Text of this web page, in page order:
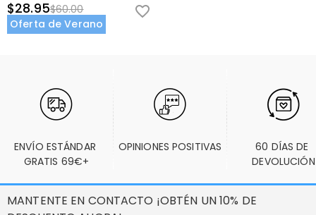
$28.95$60.00
Oferta de Verano
ENVÍO ESTÁNDAR
GRATIS 69€+
OPINIONES POSITIVAS
60 DÍAS DE
DEVOLUCIÓN
MANTENTE EN CONTACTO ¡OBTÉN UN 10% DE